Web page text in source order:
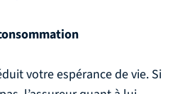
votre espérance de vie. Si